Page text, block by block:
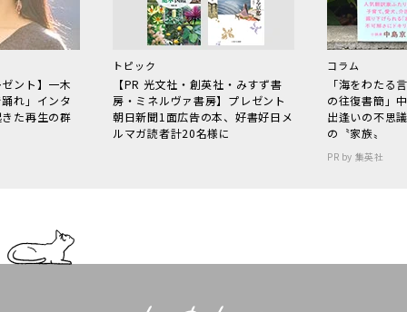
ント】一木
れ」インタ
た再生の群
トピック
【PR 光文社・創英社・みすず書
房・ミネルヴァ書房】プレゼント
朝日新聞1面広告の本、好書好日メ
ルマガ読者計20名様に
コラム
「海をわた
の往復書簡」
出逢いの不思
の〝家族〟
PR by 集英社